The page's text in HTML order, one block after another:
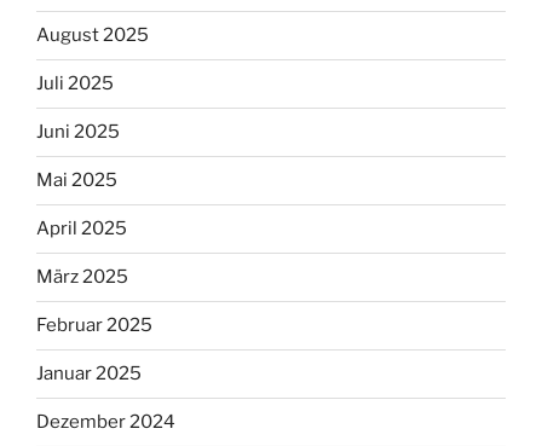
August 2025
Juli 2025
Juni 2025
Mai 2025
April 2025
März 2025
Februar 2025
Januar 2025
Dezember 2024